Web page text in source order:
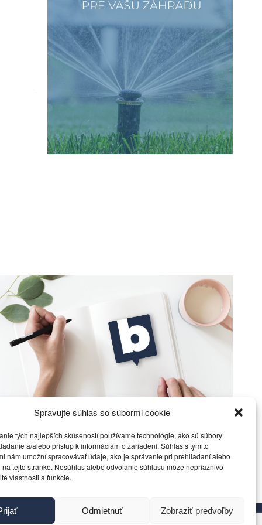
Spravujte súhlas so súbormi cookie
tých najlepších skúseností používame technológie, ako sú súbory
a/alebo prístup k informáciám o zariadení. Súhlas s týmito
nám umožní spracovávať údaje, ako je správanie pri prehliadaní alebo
tejto stránke. Nesúhlas alebo odvolanie súhlasu môže nepriaznivo
vlastnosti a funkcie.
Odmietnuť Zobraziť predvoľby
DETEKOVANÉ VÝBUŠNÉ PLYNY A PARY – SPÁLITEĽNÉ
Veda a Technika 25. júla 2020